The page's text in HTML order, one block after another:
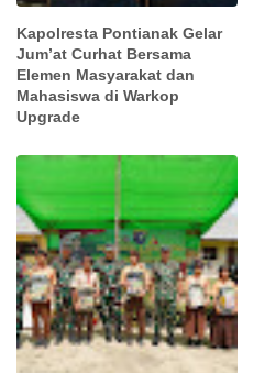
Kapolresta Pontianak Gelar
Jum’at Curhat Bersama
Elemen Masyarakat dan
Mahasiswa di Warkop
Upgrade